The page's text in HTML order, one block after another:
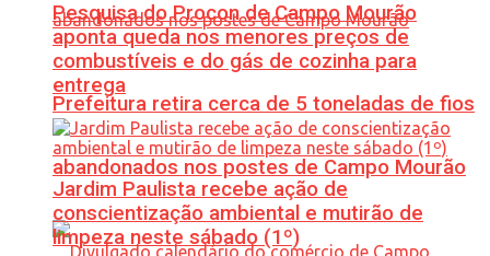
Prefeitura retira cerca de 5 toneladas de fios
abandonados nos postes de Campo Mourão
Pesquisa do Procon de Campo Mourão
aponta queda nos menores preços de
combustíveis e do gás de cozinha para
entrega
Jardim Paulista recebe ação de
conscientização ambiental e mutirão de
limpeza neste sábado (1º)